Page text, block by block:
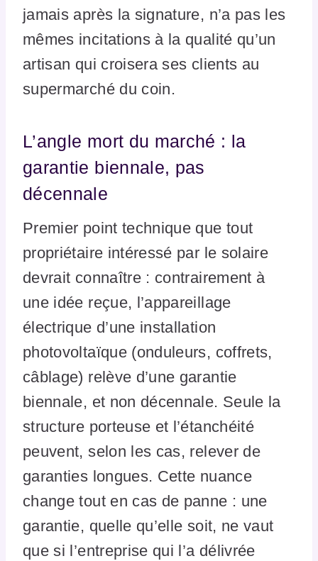
jamais après la signature, n’a pas les
mêmes incitations à la qualité qu’un
artisan qui croisera ses clients au
supermarché du coin.
L’angle mort du marché : la
garantie biennale, pas
décennale
Premier point technique que tout
propriétaire intéressé par le solaire
devrait connaître : contrairement à
une idée reçue, l’appareillage
électrique d’une installation
photovoltaïque (onduleurs, coffrets,
câblage) relève d’une garantie
biennale, et non décennale. Seule la
structure porteuse et l’étanchéité
peuvent, selon les cas, relever de
garanties longues. Cette nuance
change tout en cas de panne : une
garantie, quelle qu’elle soit, ne vaut
que si l’entreprise qui l’a délivrée